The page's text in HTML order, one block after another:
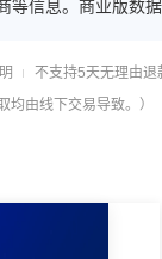
等信息。商业版数
不支持5天无理由退
均由线下交易导致。）